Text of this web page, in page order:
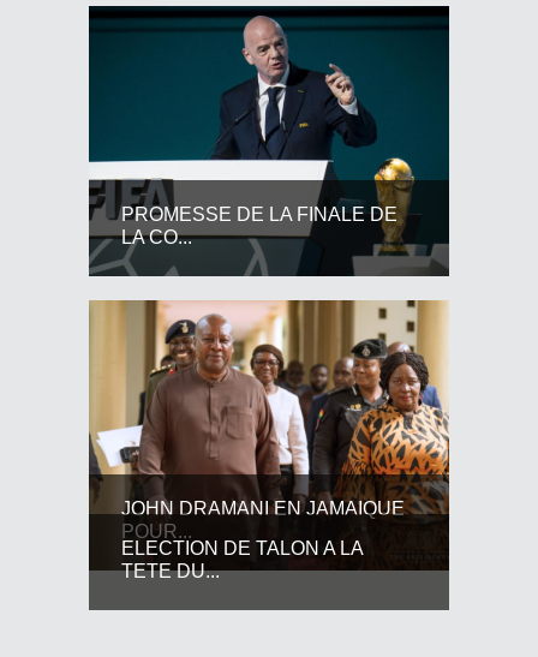
PROMESSE DE LA FINALE DE
LA CO...
JOHN DRAMANI EN JAMAIQUE
POUR...
ELECTION DE TALON A LA
TETE DU...